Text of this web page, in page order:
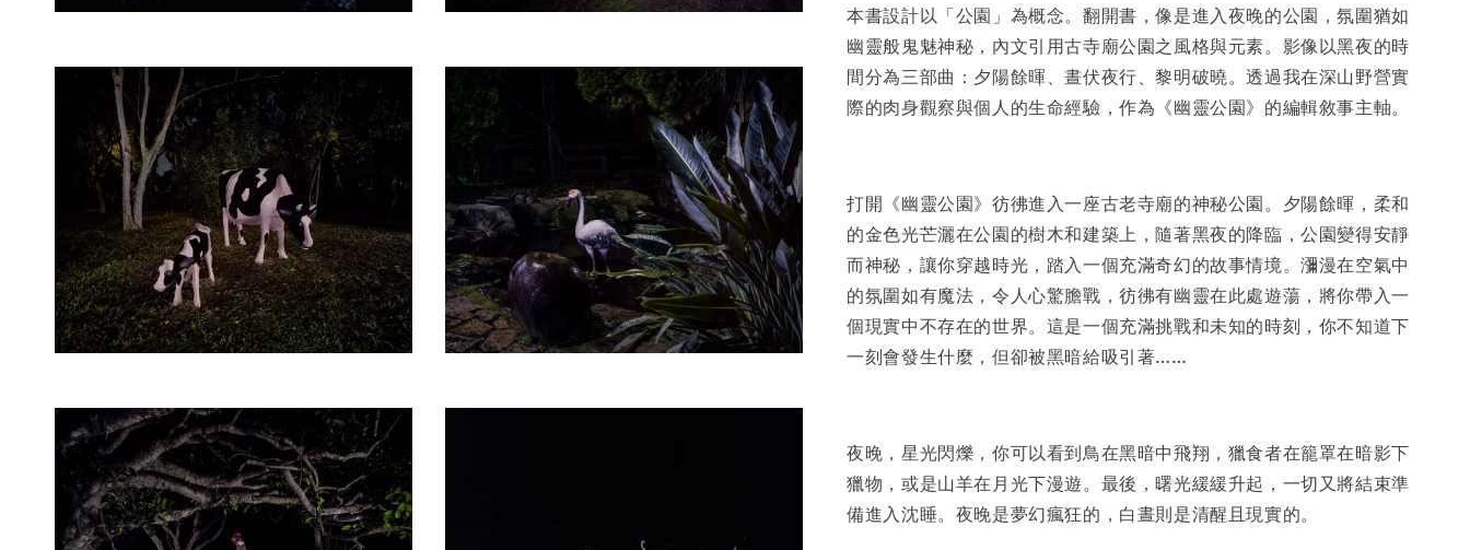
本書設計以「公園」為概念。翻開書，像是進入夜晚的公園，氛圍猶如
幽靈般鬼魅神秘，內文引用古寺廟公園之風格與元素。影像以黑夜的時
間分為三部曲：夕陽餘暉、晝伏夜行、黎明破曉。透過我在深山野營實
際的肉身觀察與個人的生命經驗，作為《幽靈公園》的編輯敘事主軸。
打開《幽靈公園》彷彿進入一座古老寺廟的神秘公園。夕陽餘暉，柔和
的金色光芒灑在公園的樹木和建築上，隨著黑夜的降臨，公園變得安靜
而神秘，讓你穿越時光，踏入一個充滿奇幻的故事情境。瀰漫在空氣中
的氛圍如有魔法，令人心驚膽戰，彷彿有幽靈在此處遊蕩，將你帶入一
個現實中不存在的世界。這是一個充滿挑戰和未知的時刻，你不知道下
一刻會發生什麼，但卻被黑暗給吸引著……
夜晚，星光閃爍，你可以看到鳥在黑暗中飛翔，獵食者在籠罩在暗影下
獵物，或是山羊在月光下漫遊。最後，曙光緩緩升起，一切又將結束準
備進入沈睡。夜晚是夢幻瘋狂的，白晝則是清醒且現實的。